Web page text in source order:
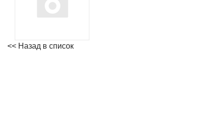
<< Назад в список